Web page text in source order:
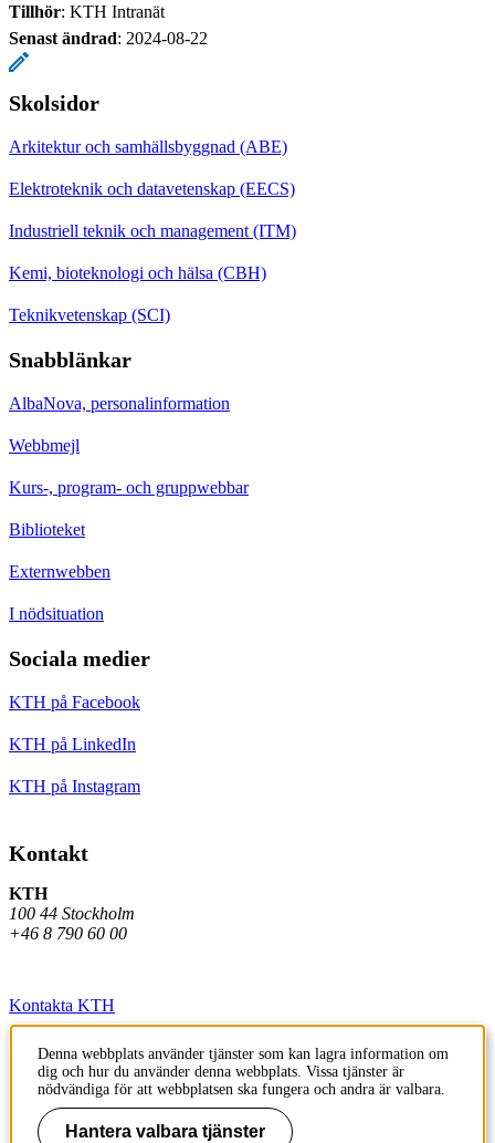
Tillhör: KTH Intranät
Senast ändrad: 2024-08-22
Skolsidor
Arkitektur och samhällsbyggnad (ABE)
Elektroteknik och datavetenskap (EECS)
Industriell teknik och management (ITM)
Kemi, bioteknologi och hälsa (CBH)
Teknikvetenskap (SCI)
Snabblänkar
AlbaNova, personalinformation
Webbmejl
Kurs-, program- och gruppwebbar
Biblioteket
Externwebben
I nödsituation
Sociala medier
KTH på Facebook
KTH på LinkedIn
KTH på Instagram
Kontakt
KTH
100 44 Stockholm
+46 8 790 60 00
Kontakta KTH
Jobba på KTH
Press och media
Faktura och betalning KTH
Denna webbplats använder tjänster som kan lagra information om
dig och hur du använder denna webbplats. Vissa tjänster är
nödvändiga för att webbplatsen ska fungera och andra är valbara.
Hantera valbara tjänster